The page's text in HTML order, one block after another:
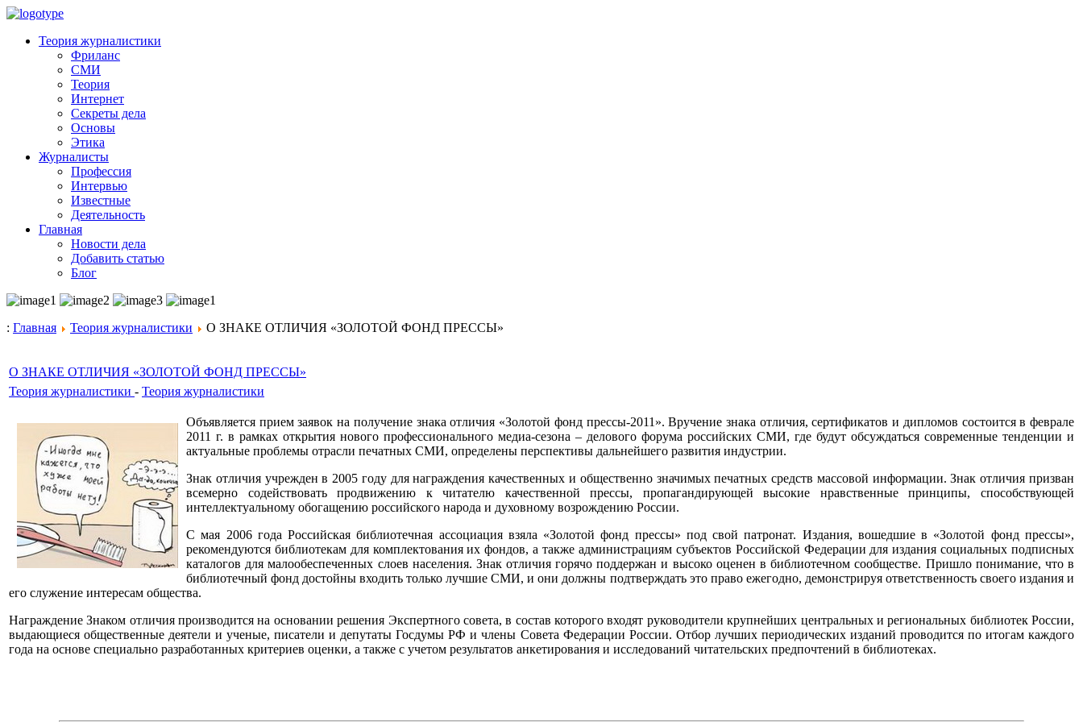
Теория журналистики
Фриланс
СМИ
Теория
Интернет
Секреты дела
Основы
Этика
Журналисты
Профессия
Интервью
Известные
Деятельность
Главная
Новости дела
Добавить статью
Блог
: Главная Теория журналистики О ЗНАКЕ ОТЛИЧИЯ «ЗОЛОТОЙ ФОНД ПРЕССЫ»
О ЗНАКЕ ОТЛИЧИЯ «ЗОЛОТОЙ ФОНД ПРЕССЫ»
Теория журналистики - Теория журналистики
Объявляется прием заявок на получение знака отличия «Золотой фонд прессы-2011». Вручение знака отличия, сертификатов и дипломов состоится в феврале
2011 г. в рамках открытия нового профессионального медиа-сезона – делового форума российских СМИ, где будут обсуждаться современные тенденции и
актуальные проблемы отрасли печатных СМИ, определены перспективы дальнейшего развития индустрии.
Знак отличия учрежден в 2005 году для награждения качественных и общественно значимых печатных средств массовой информации. Знак отличия призван
всемерно содействовать продвижению к читателю качественной прессы, пропагандирующей высокие нравственные принципы, способствующей
интеллектуальному обогащению российского народа и духовному возрождению России.
С мая 2006 года Российская библиотечная ассоциация взяла «Золотой фонд прессы» под свой патронат. Издания, вошедшие в «Золотой фонд прессы»,
рекомендуются библиотекам для комплектования их фондов, а также администрациям субъектов Российской Федерации для издания социальных подписных
каталогов для малообеспеченных слоев населения. Знак отличия горячо поддержан и высоко оценен в библиотечном сообществе. Пришло понимание, что в
библиотечный фонд достойны входить только лучшие СМИ, и они должны подтверждать это право ежегодно, демонстрируя ответственность своего издания и
его служение интересам общества.
Награждение Знаком отличия производится на основании решения Экспертного совета, в состав которого входят руководители крупнейших центральных и региональных библиотек России,
выдающиеся общественные деятели и ученые, писатели и депутаты Госдумы РФ и члены Совета Федерации России. Отбор лучших периодических изданий проводится по итогам каждого
года на основе специально разработанных критериев оценки, а также с учетом результатов анкетирования и исследований читательских предпочтений в библиотеках.